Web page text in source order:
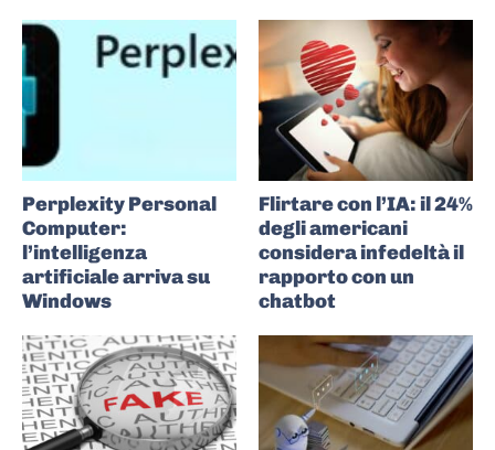
Perplexity Personal
Computer:
l’intelligenza
artificiale arriva su
Windows
Flirtare con l’IA: il 24%
degli americani
considera infedeltà il
rapporto con un
chatbot